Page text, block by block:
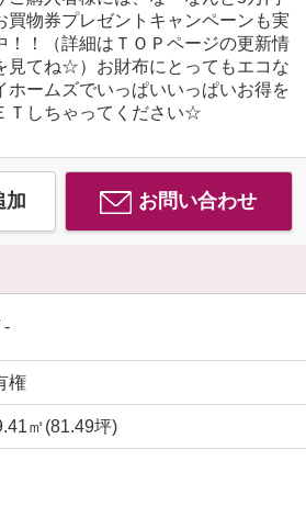
買物券プレゼントキャンペーンも実
！！（詳細はＴＯＰページの更新情
見てね☆）お財布にとってもエコな
ホームズでいっぱいいっぱいお得を
Ｔしちゃってください☆
加 お問い合わせ
-
権
㎡(81.49坪)